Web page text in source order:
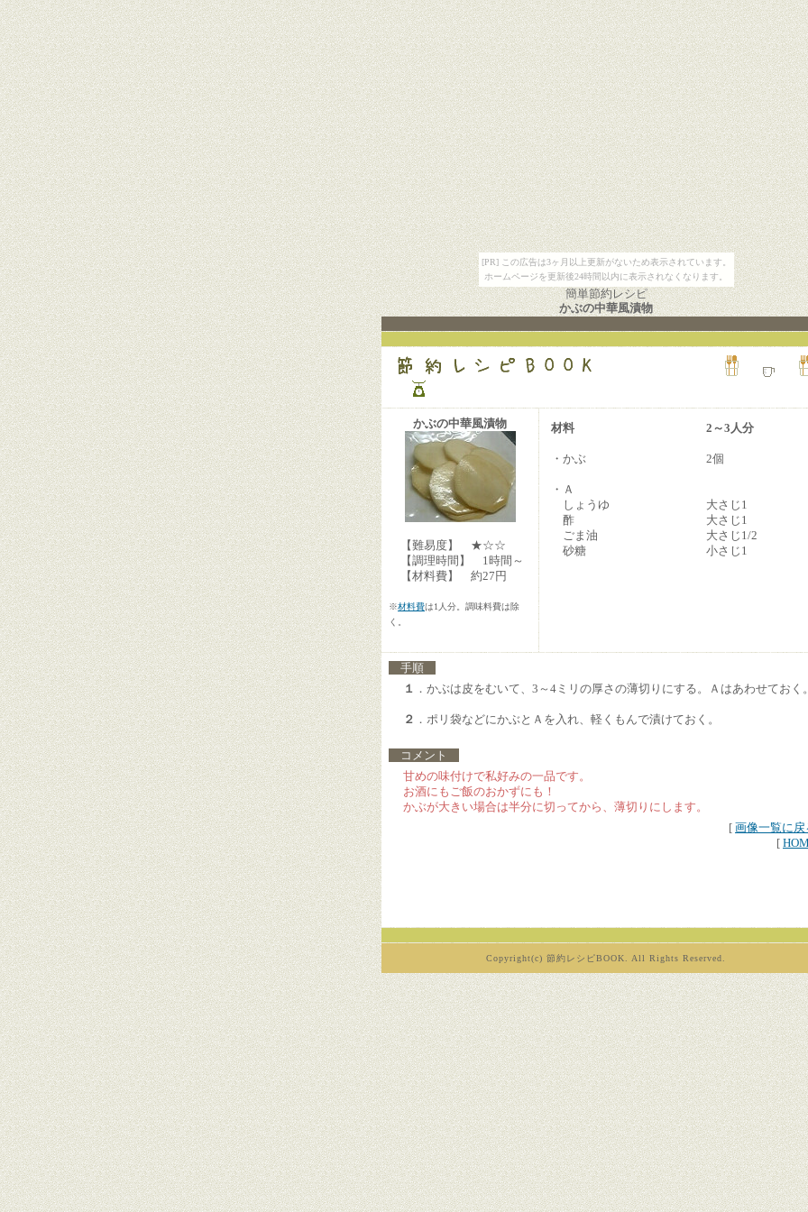
[PR] この広告は3ヶ月以上更新がないため表示されています。
ホームページを更新後24時間以内に表示されなくなります。
簡単節約レシピ
かぶの中華風漬物
かぶの中華風漬物
【難易度】 ★☆☆
【調理時間】 1時間～
【材料費】 約27円
※材料費は1人分。調味料費は除
く。
材料
・かぶ
・Ａ
しょうゆ
酢
ごま油
砂糖
2～3人分
2個
大さじ1
大さじ1
大さじ1/2
小さじ1
手順
１ ．かぶは皮をむいて、3～4ミリの厚さの薄切りにする。Ａはあわせておく
２ ．ポリ袋などにかぶとＡを入れ、軽くもんで漬けておく。
コメント
甘めの味付けで私好みの一品です。
お酒にもご飯のおかずにも！
かぶが大きい場合は半分に切ってから、薄切りにします。
[ 画像一覧に戻
[
Copyright(c) 節約レシピBOOK. All Rights Reserved.